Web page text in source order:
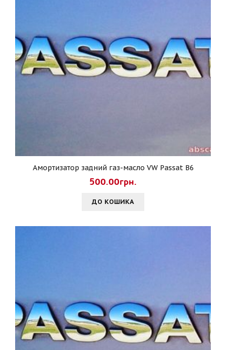
Амортизатор задний газ-масло VW Passat B6
500.00грн.
ДО КОШИКА